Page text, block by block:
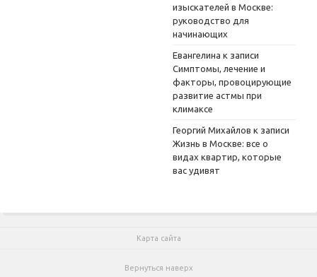
изыскателей в Москве:
руководство для
начинающих
Евангелина к записи
Симптомы, лечение и
факторы, провоцирующие
развитие астмы при
климаксе
Георгий Михайлов к записи
Жизнь в Москве: все о
видах квартир, которые
вас удивят
Карта сайта
Вернуться наверх